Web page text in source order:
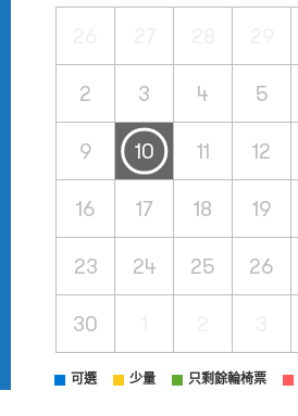
2 3 4 5
9 10 11 12
16 17 18 19
23 24 25 26
30
可選 少量 只剩餘輪椅票